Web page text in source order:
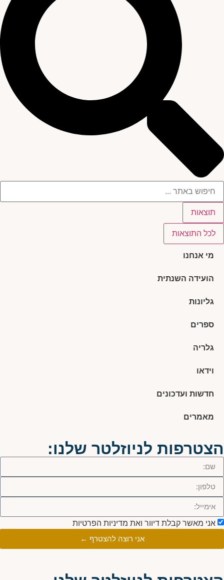
תוצאות
לכל התוצאות
מי אנחנו
הועידה השנתית
גליונות
ספרים
גלריה
וידאו
חדשות ועדכונים
מאמרים
הצטרפות לניוזלטר שלנו:
אני מאשר קבלת דיוור ואת מדיניות הפרטיות
אני רוצה להצטרף ←